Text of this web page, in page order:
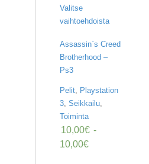
Valitse
vaihtoehdoista
Assassin`s Creed
Brotherhood –
Ps3
Pelit, Playstation
3, Seikkailu,
Toiminta
10,00€ -
10,00€